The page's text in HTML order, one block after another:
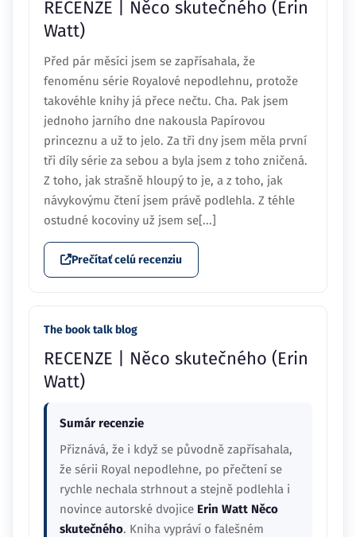
RECENZE | Něco skutečného (Erin
Watt)
Před pár měsíci jsem se zapřísahala, že
fenoménu série Royalové nepodlehnu, protože
takovéhle knihy já přece nečtu. Cha. Pak jsem
jednoho jarního dne nakousla Papírovou
princeznu a už to jelo. Za tři dny jsem měla první
tři díly série za sebou a byla jsem z toho zničená.
Z toho, jak strašně hloupý to je, a z toho, jak
návykovýmu čtení jsem právě podlehla. Z téhle
ostudné kocoviny už jsem se[...]
Prečítať celú recenziu
The book talk blog
RECENZE | Něco skutečného (Erin
Watt)
Sumár recenzie
Přiznává, že i když se původně zapřísahala,
že sérii Royal nepodlehne, po přečtení se
rychle nechala strhnout a stejně podlehla i
novince autorské dvojice Erin Watt Něco
skutečného. Kniha vypráví o falešném